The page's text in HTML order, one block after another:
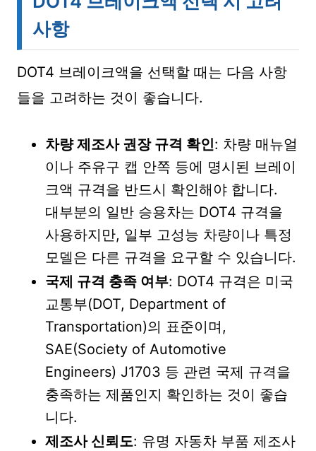
사항
DOT4 브레이크액을 선택할 때는 다음 사항
들을 고려하는 것이 좋습니다.
차량 제조사 권장 규격 확인: 차량 매뉴얼
이나 주유구 캡 안쪽 등에 명시된 브레이
크액 규격을 반드시 확인해야 합니다.
대부분의 일반 승용차는 DOT4 규격을
사용하지만, 일부 고성능 차량이나 특정
모델은 다른 규격을 요구할 수 있습니다.
국제 규격 충족 여부: DOT4 규격은 미국
교통부(DOT, Department of
Transportation)의 표준이며,
SAE(Society of Automotive
Engineers) J1703 등 관련 국제 규격을
충족하는 제품인지 확인하는 것이 좋습
니다.
제조사 신뢰도: 유명 자동차 부품 제조사